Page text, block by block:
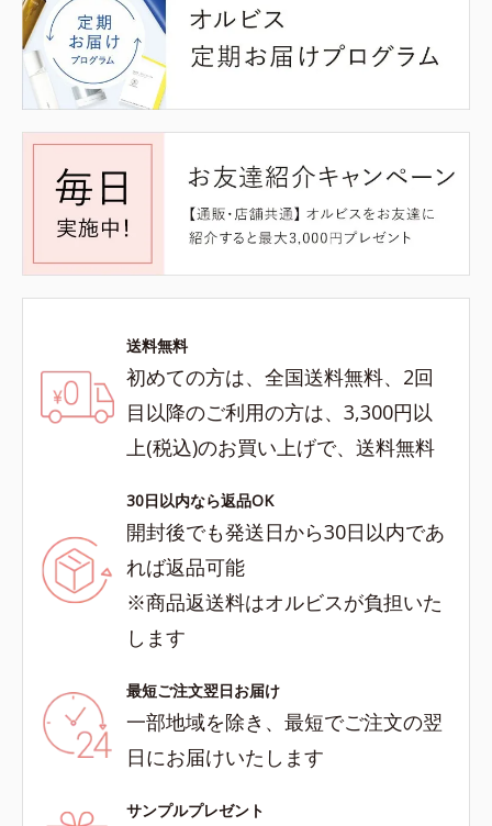
送料無料
初めての方は、全国送料無料、2回
目以降のご利用の方は、3,300円以
上(税込)のお買い上げで、送料無料
30日以内なら返品OK
開封後でも発送日から30日以内であ
れば返品可能
※商品返送料はオルビスが負担いた
します
最短ご注文翌日お届け
一部地域を除き、最短でご注文の翌
日にお届けいたします
サンプルプレゼント